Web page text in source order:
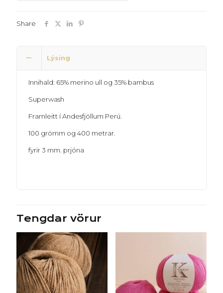
Share
Lýsing
Innihald: 65% merino ull og 35% bambus
Superwash
Framleitt í Andesfjöllum Perú.
100 grömm og 400 metrar.
fyrir 3 mm. prjóna
Tengdar vörur